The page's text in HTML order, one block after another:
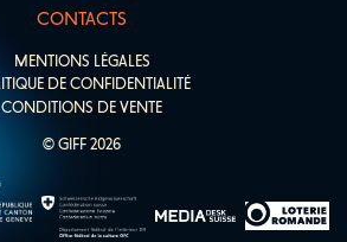
CONTACTS
MENTIONS LÉGALES
DE CONFIDENTIALITÉ
CONDITIONS DE VENTE
© GIFF 2026